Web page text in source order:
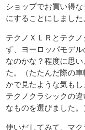
ショップでお買い得
にすることにしました
テクノＸＬＲとテク
ず、ヨーロッパモデ
なのかな？程度に思
た。（たたんだ際の
かで見たような気も
テクノクラシックの
なものを選びました。
使いだしてみて、マ